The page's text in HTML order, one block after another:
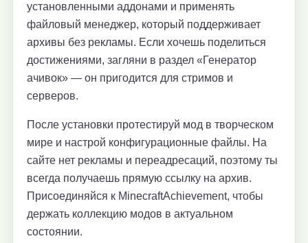
установленными аддонами и применять
файловый менеджер, который поддерживает
архивы без рекламы. Если хочешь поделиться
достижениями, загляни в раздел «Генератор
ачивок» — он пригодится для стримов и
серверов.
После установки протестируй мод в творческом
мире и настрой конфигурационные файлы. На
сайте нет рекламы и переадресаций, поэтому ты
всегда получаешь прямую ссылку на архив.
Присоединяйся к MinecraftAchievement, чтобы
держать коллекцию модов в актуальном
состоянии.